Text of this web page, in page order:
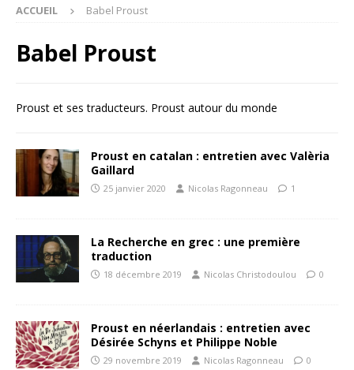
ACCUEIL Babel Proust
Babel Proust
Proust et ses traducteurs. Proust autour du monde
Proust en catalan : entretien avec Valèria
Gaillard
25 janvier 2020 Nicolas Ragonneau 1
La Recherche en grec : une première
traduction
18 décembre 2019 Nicolas Christodoulou 0
Proust en néerlandais : entretien avec
Désirée Schyns et Philippe Noble
29 novembre 2019 Nicolas Ragonneau 0